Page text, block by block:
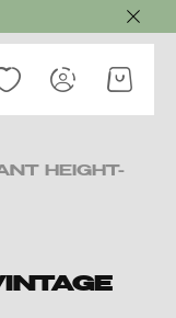
HEIGHT-